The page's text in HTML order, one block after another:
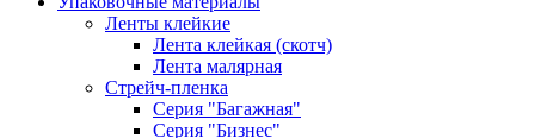
Ленты клейкие
Лента клейкая (скотч)
Лента малярная
Стрейч-пленка
Серия "Багажная"
Серия "Бизнес"